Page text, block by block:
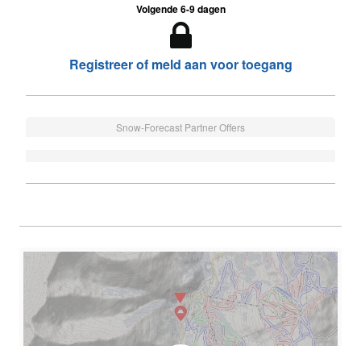
Volgende 6-9 dagen
Registreer of meld aan voor toegang
Snow-Forecast Partner Offers